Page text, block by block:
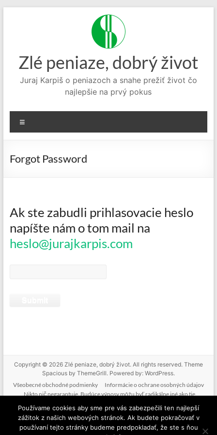
Zlé peniaze, dobrý život
Juraj Karpiš o peniazoch a snahe prežiť život čo
najlepšie na prvý pokus
Forgot Password
Ak ste zabudli prihlasovacie heslo
napíšte nám o tom mail na
heslo@jurajkarpis.com
Copyright © 2026 Zlé peniaze, dobrý život. All rights reserved. Theme
Spaciousby ThemeGrill. Powered by: WordPress.
Všeobecné obchodné podmienky
Informácie o ochrane osobných údajov
Nikto nič negarantuje. Budúce výnosy môžu byť radikálne iné ako tie
doterajšie. Nikto nevie predpovedať budúcnosť. Tak ako nebudeme mať podiel
na vašich ziskoch, nenesieme zodpovednosť ani za vaše straty. Poskytované
informácie nie sú investičným odporúčaním. Nič z toho, čo je na tejto stránke, v
mailoch, v produktoch alebo službách nie je žiadnou formou finančného
Používame cookies aby sme pre vás zabezpečili ten najlepší
zážitok z našich webových stránok. Ak budete pokračovať v
používaní tejto stránky budeme predpokladať, že ste s ňou